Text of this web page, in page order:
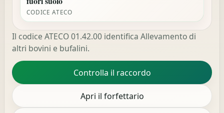
CODICE ATECO
Il codice ATECO 01.42.00 identifica Allevamento di
altri bovini e bufalini.
Controlla il raccordo
Apri il forfettario